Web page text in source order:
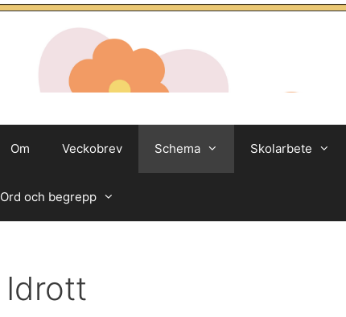
Om Veckobrev Schema Skolarbete
Ord och begrepp
Idrott